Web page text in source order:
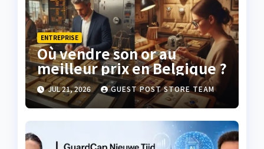
ENTREPRISE
Où vendre son or au
meilleur prix en Belgique ?
JUL 21, 2026 GUEST POST STORE TEAM